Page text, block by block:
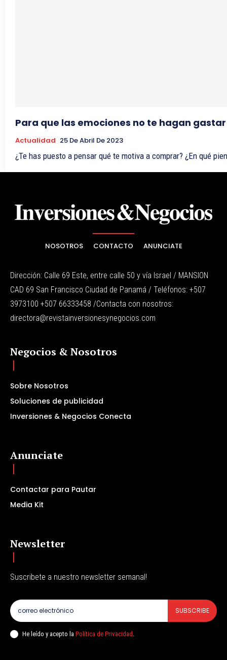
Para que las emociones no te hagan
Actualidad 25 De Abril De 2023
¿Te has puesto a pensar qué te motiva a comprar? ¿En qué
NOSOTROS CONTACTO ANUNCIATE
Dirección: Calle 69 Este, entre calle 50 y vía Israel / MANSION
CAD 69 San Francisco Ciudad de Panamá / Teléfonos: +507
3973100 +507 66333458 /Contacta con nosotros:
directora@revistainversionesynegocios.com
Negocios & Nosotros
Sobre Nosotros
Soluciones de publicidad
Inversiones & Negocios Conecta
Anunciate
Contactar para Pautar
Media Kit
Newsletter
Suscribete a nuestro newsletter semanal!
SUBSCRIBE
He leído y acepto la Política de Privacidad